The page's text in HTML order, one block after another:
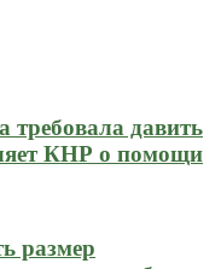
требовала давить
КНР о помощи
размер